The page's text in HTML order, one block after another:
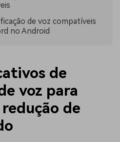
de voz compatíveis
no Android
de
voz para
de